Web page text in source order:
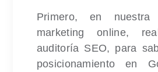
Primero, en
marketing online,
auditoría SEO, para
posicionamiento en